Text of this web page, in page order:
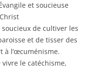
et soucieuse
de cultiver les
et de tisser des
à l’œcuménisme.
le catéchisme,